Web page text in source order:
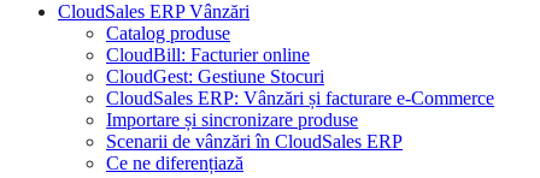
CloudSales ERP Vânzări
Catalog produse
CloudBill: Facturier online
CloudGest: Gestiune Stocuri
CloudSales ERP: Vânzări și facturare e-Commerce
Importare și sincronizare produse
Scenarii de vânzări în CloudSales ERP
Ce ne diferențiază